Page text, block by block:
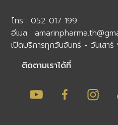
โทร :052 017 199
อีเมล :
เปิดบริการทุกวันจันทร์ - วันเสา
ติดตามเราได้ที่